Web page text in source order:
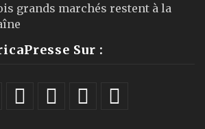
grands marchés restent à la
Sur :